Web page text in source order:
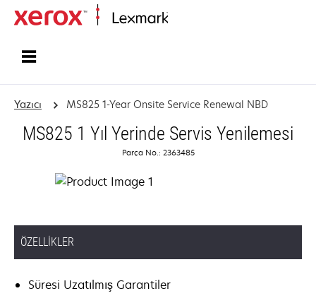
Yazıcı MS825 1-Year Onsite Service Renewal NBD
MS825 1 Yıl Yerinde Servis Yenilemesi
Parça No.: 2363485
ÖZELLIKLER
Süresi Uzatılmış Garantiler